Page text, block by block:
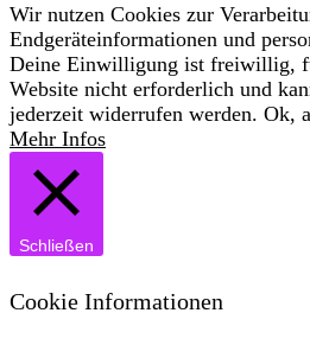
Wir nutzen Cookies zur
Endgeräteinformationen und
Deine Einwilligung ist freiwillig,
Website nicht erforderlich und
jederzeit widerrufen werden. Ok,
Mehr Infos
Schließen
Cookie Informationen